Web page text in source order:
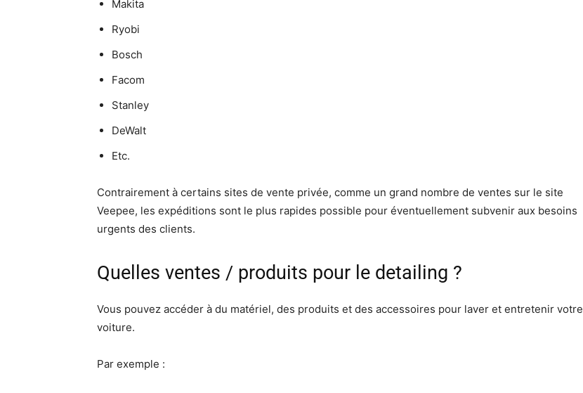
Makita
Ryobi
Bosch
Facom
Stanley
DeWalt
Etc.
Contrairement à certains sites de vente privée, comme un grand nombre de ventes sur le site
Veepee, les expéditions sont le plus rapides possible pour éventuellement subvenir aux besoins
urgents des clients.
Quelles ventes / produits pour le detailing ?
Vous pouvez accéder à du matériel, des produits et des accessoires pour laver et entretenir votre
voiture.
Par exemple :